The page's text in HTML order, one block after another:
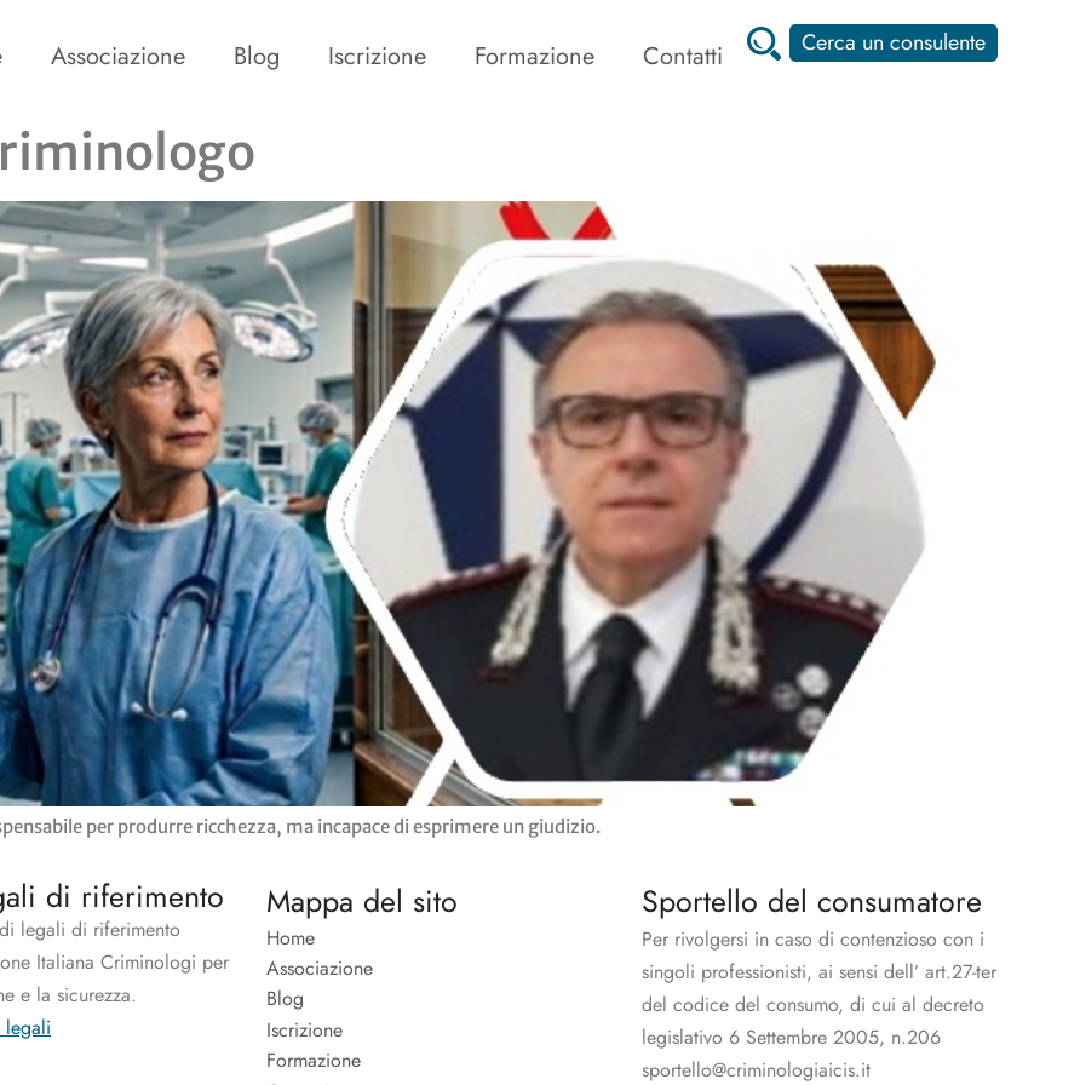
Associazione Blog Iscrizione Formazione Contatti Cerca un consulente
per produrre ricchezza, ma incapace di esprimere un giudizio.
di riferimento
legali di riferimento
Italiana Criminologi per
e la sicurezza.
legali
Mappa del sito
Home
Associazione
Blog
Iscrizione
Formazione
Sportello del consumatore
Per rivolgersi in caso di contenzioso con i
singoli professionisti, ai sensi dell’ art.27-ter
del codice del consumo, di cui al decreto
legislativo 6 Settembre 2005, n.206
sportello@criminologiaicis.it